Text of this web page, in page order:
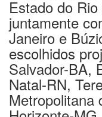
Estado do
juntamente
Janeiro e
escolhidos
Salvador-BA,
Natal-RN,
Metropolitana